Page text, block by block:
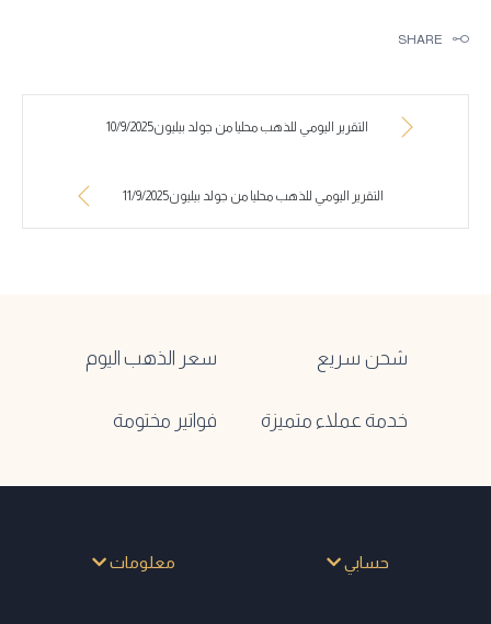
SHARE
التقرير اليومي للذهب محليا من جولد بيليون10/9/2025
التقرير اليومي للذهب محليا من جولد بيليون11/9/2025
شحن سريع سعر الذهب اليوم
خدمة عملاء متميزة فواتير مختومة
حسابي معلومات